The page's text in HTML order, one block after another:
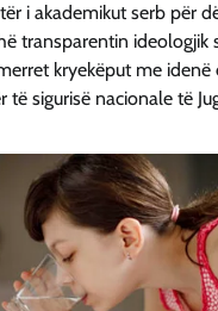
i akademikut serb për
transparentin ideologjik
kryekëput me idenë
sigurisë nacionale të